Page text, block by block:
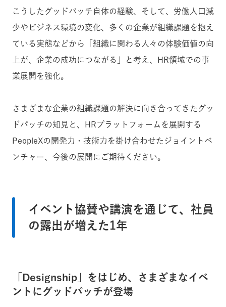
こうしたグッドパッチ自体の経験、そして、労働人口減
少やビジネス環境の変化、多くの企業が組織課題を抱え
ている実態などから「組織に関わる人々の体験価値の向
上が、企業の成功につながる」と考え、HR領域での事
業展開を強化。
さまざまな企業の組織課題の解決に向き合ってきたグッ
ドパッチの知見と、HRプラットフォームを展開する
PeopleXの開発力・技術力を掛け合わせたジョイントベ
ンチャー、今後の展開にご期待ください。
イベント協賛や講演を通じて、社員
の露出が増えた1年
「Designship」をはじめ、さまざまなイベ
ントにグッドパッチが登場